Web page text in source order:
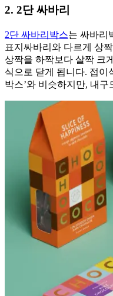
2. 2단 싸바리
2단 싸바리박스는 싸바리
표지싸바리와 다르게 상
상짝을 하짝보다 살짝 크
식으로 닫게 됩니다. 접이
박스’와 비슷하지만, 내